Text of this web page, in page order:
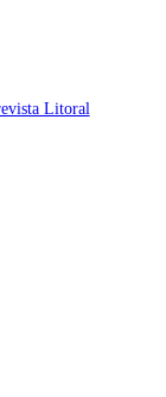
Litoral